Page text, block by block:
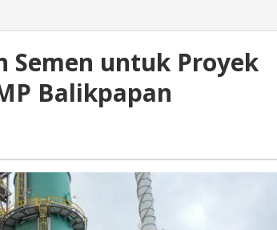
Semen untuk Proyek
Balikpapan